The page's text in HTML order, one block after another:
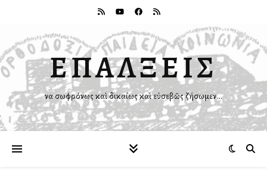
ΕΠΑΛΞΕΙΣ
Ἵνα σωφρόνως καὶ δικαίως καὶ εὐσεβῶς ζήσωμεν…